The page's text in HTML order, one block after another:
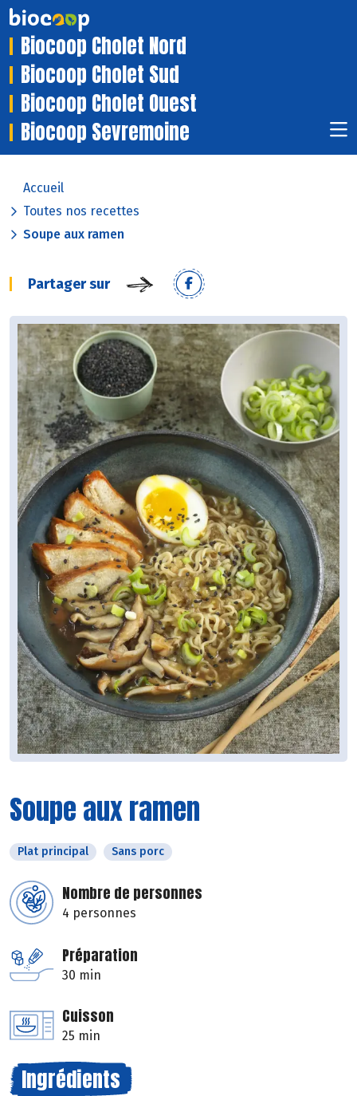
Biocoop Cholet Nord
Biocoop Cholet Sud
Biocoop Cholet Ouest
Biocoop Sevremoine
Accueil
Toutes nos recettes
Soupe aux ramen
Partager sur
Soupe aux ramen
Plat principal Sans porc
Nombre de personnes
4 personnes
Préparation
30 min
Cuisson
25 min
Ingrédients